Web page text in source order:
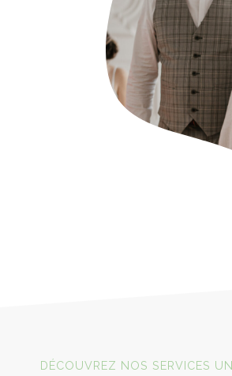
DÉCOUVREZ NOS SERVICES